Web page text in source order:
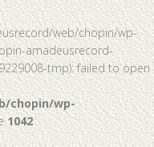
web/chopin/wp-
amadeusrecord-
tmp): failed to open
chopin/wp-
1042